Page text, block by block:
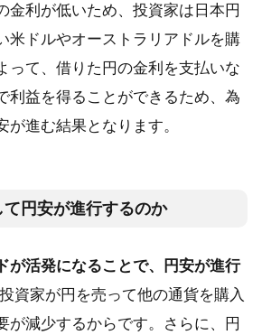
金利が低いため、投資家は日本円
米ドルやオーストラリアドルを購
って、借りた円の金利を支払いな
利益を得ることができるため、為
が進む結果となります。
て円安が進行するのか
が活発になることで、円安が進行
資家が円を売って他の通貨を購入
が減少するからです。さらに、円